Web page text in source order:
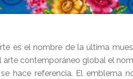
es el nombre de la última
arte contemporáneo global el
hace referencia. El emblema